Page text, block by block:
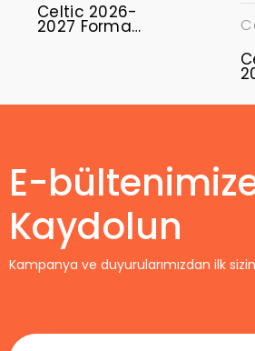
Celtic 2026-
2027 Forma
E-
Kaydolun
Kampanya ve duyurularımızdan ilk